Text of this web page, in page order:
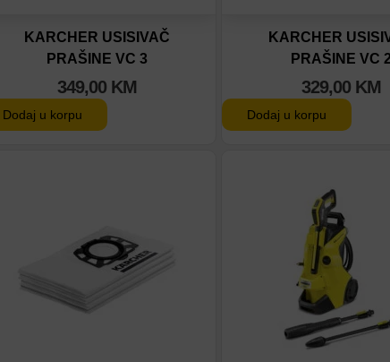
KARCHER USISIVAČ
PRAŠINE VC 3
349,00 KM
Dodaj u korpu
KARCHER
PRAŠINE VC
329,00 KM
Dodaj u korpu
Dodaj u poređenje